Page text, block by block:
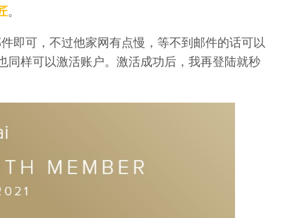
。
即可，不过他家网有点慢，等不到邮件的话可以
同样可以激活账户。激活成功后，我再登陆就秒